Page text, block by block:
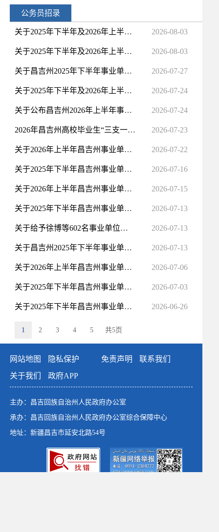
政府网站工作报表
人事信息及公务员招考
干部任免
公共企事业单位信息公开
基层政务公开事项标准目录
公务员招录
关于2025年下半年及2026年上半年昌吉州“高层次人才”拟引进人员体检结果的公示 2026-08-03
关于2025年下半年及2026年上半年昌吉州“高层次人才”拟引进人员体检结果的公示 2026-08-03
关于昌吉州2025年下半年事业单位公开招聘拟聘用人员的公示（第七批） 2026-07-27
关于2025年下半年及2026年上半年昌吉州“高层次人才”拟引进人员体检结果的公示 2026-07-24
关于公布昌吉州2026年上半年事业单位公开招聘总成绩及体检相关事宜的通知 2026-07-24
2026年昌吉州高校毕业生“三支一扶”计划招募公告 2026-07-23
关于2026年上半年昌吉州事业单位引进急需紧缺专业人才暨“千硕进昌”引才拟进入试岗人员的公示(第三批) 2026-07-22
关于2025年下半年昌吉州事业单位引进急需紧缺专业人才暨“千硕进昌”引才拟进入试岗人员的公示(第九批) 2026-07-16
关于2026年上半年昌吉州事业单位引进急需紧缺专业人才暨“千硕进昌”引才拟进入试岗人员的公示(第二批) 2026-07-15
关于2025年下半年昌吉州事业单位引进急需紧缺专业人才暨“千硕进昌”引才拟进入试岗人员的公示(第八批) 2026-07-13
关于给予徐博等602名事业单位工作人员记功奖励的公示 2026-07-13
关于昌吉州2025年下半年事业单位公开招聘拟聘用人员的公示（第六批） 2026-07-13
关于2026年上半年昌吉州事业单位引进急需紧缺专业人才暨“千硕进昌”引才拟进入试岗人员的公示(第一批) 2026-07-06
关于2025年下半年昌吉州事业单位引进急需紧缺专业人才暨“千硕进昌”引才拟进入试岗人员的公示(第七批) 2026-07-03
关于2025年下半年昌吉州事业单位引进急需紧缺专业人才暨“千硕进昌”引才拟进入试岗人员的公示(第六批) 2026-06-26
1 2 3 4 5 共5页
网站地图 隐私保护 免责声明
联系我们
关于我们
政府APP
主办：昌吉回族自治州人民政府办公室
承办：昌吉回族自治州人民政府办公室综合保障中心
地址：新疆昌吉市延安北路54号